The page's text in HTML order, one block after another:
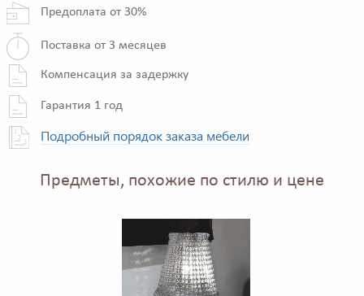
Предоплата от 30%
Поставка от 3 месяцев
Компенсация за задержку
Гарантия 1 год
Подробный порядок заказа мебели
Предметы, похожие по стилю и цене